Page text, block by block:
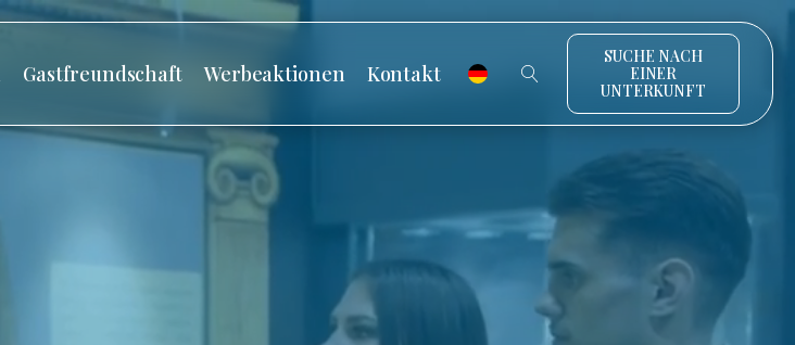
Gastfreundschaft Werbeaktionen Kontakt
SUCHE NACH
EINER
UNTERKUNFT